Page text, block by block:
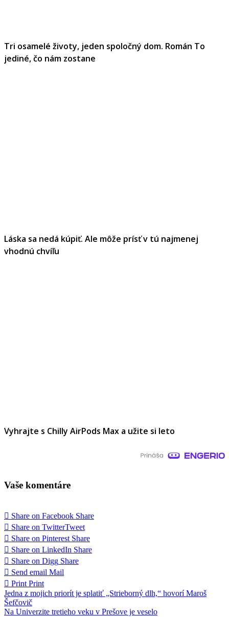
Tri osamelé životy, jeden spoločný dom. Román To
jediné, čo nám zostane
Láska sa nedá kúpiť. Ale môže prísť v tú najmenej
vhodnú chvíľu
Vyhrajte s Chilly AirPods Max a užite si leto
Vaše komentáre
Share on Facebook Share
Share on TwitterTweet
Share on Pinterest Share
Share on LinkedIn Share
Share on Digg Share
Send email Mail
Print Print
Navigácia
v
Jedna z mojich priorít je splatiť „Strieborný dlh,“ hovorí Maroš
Šefčovič
Na Univerzite tretieho veku v Prešove je veselo